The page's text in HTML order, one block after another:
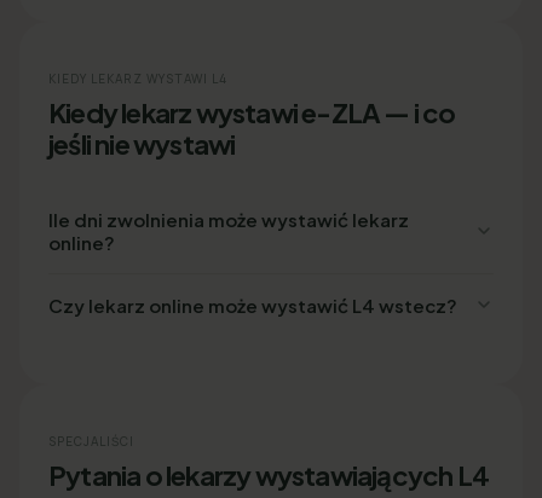
KIEDY LEKARZ WYSTAWI L4
Kiedy lekarz wystawi e-ZLA — i co
jeśli nie wystawi
Ile dni zwolnienia może wystawić lekarz
online?
Czy lekarz online może wystawić L4 wstecz?
SPECJALIŚCI
Pytania o lekarzy wystawiających L4